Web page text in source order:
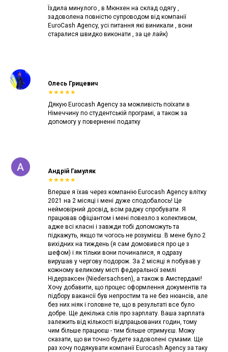
Їздила минулого , в Мюнхен на склад одягу ,
задоволена повністю супроводом від компанії
EuroCash Agency, усі питання які виникали , вони
старалися швидко виконати , за це лайк)
Олесь Грицевич
★★★★★
Дякую Eurocash Agency за можливість поїхати в
Німеччину по студентській програмі, а також за
допомогу у поверненні податку
Андрій Гамуляк
★★★★★
Вперше я їхав через компанію Eurocash Agency влітку
2021 на 2 місяці і мені дуже сподобалось! Це
неймовірний досвід, всім раджу спробувати. Я
працював офіціантом і мені повезло з колективом,
адже всі класні і завжди тобі допоможуть та
підкажуть, якщо ти чогось не розумієш. В мене було 2
вихідних на тиждень (я сам домовився про це з
шефом) і як тільки вони починалися, я одразу
вирушав у чергову подорож. За 2 місяці я побував у
кожному великому місті федеральної землі
Нідерзаксен (Niedersachsen), а також в Амстердамі!
Хочу добавити, що процес оформлення документів та
підбору вакансії був непростим та не без нюансів, але
без них ніяк і головне те, що в результаті все було
добре. Ще декілька слів про зарплату. Ваша зарплата
залежить від кількості відпрацьованих годин, тому
чим більше працюєш - тим більше отримуєш. Можу
сказати, що ви точно будете задоволені сумами. Ще
раз хочу подякувати компанії Eurocash Agency за таку